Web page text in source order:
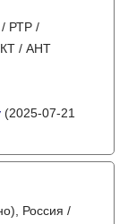
РТР /
/ АНТ
(2025-07-21
Россия /